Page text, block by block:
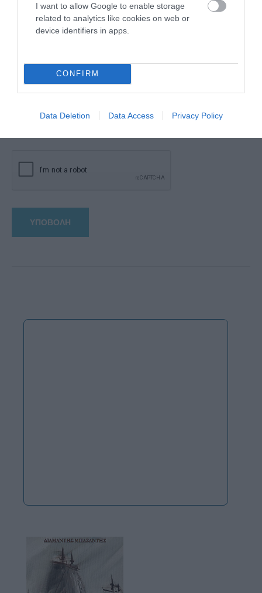
I want to allow Google to enable storage
related to analytics like cookies on web or
device identifiers in apps.
CONFIRM
Data Deletion Data Access Privacy Policy
Αποθήκευσε το όνομά μου, email, και τον ιστότοπο μου σε